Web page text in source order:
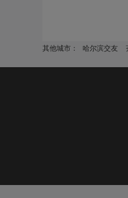
其他城市： 哈尔滨交友